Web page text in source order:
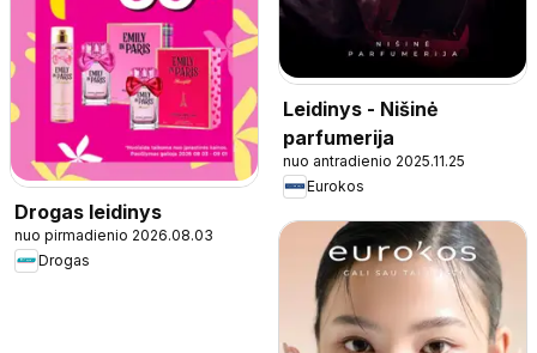
Drogas leidinys
nuo pirmadienio 2026.08.03
Drogas
Leidinys - Nišinė
parfumerija
nuo antradienio 2025.11.25
Eurokos